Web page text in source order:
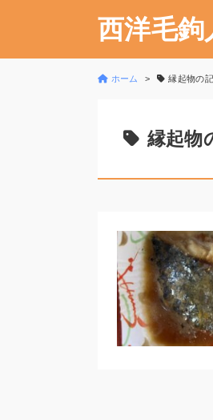
西洋毛鉤
ホーム 縁起物の
縁起物